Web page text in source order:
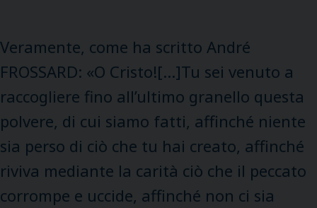
Veramente, come ha scritto André
FROSSARD: «O Cristo![…]Tu sei venuto a
raccogliere fino all’ultimo granello questa
polvere, di cui siamo fatti, affinché niente
sia perso di ciò che tu hai creato, affinché
riviva mediante la carità ciò che il peccato
corrompe e uccide, affinché non ci sia